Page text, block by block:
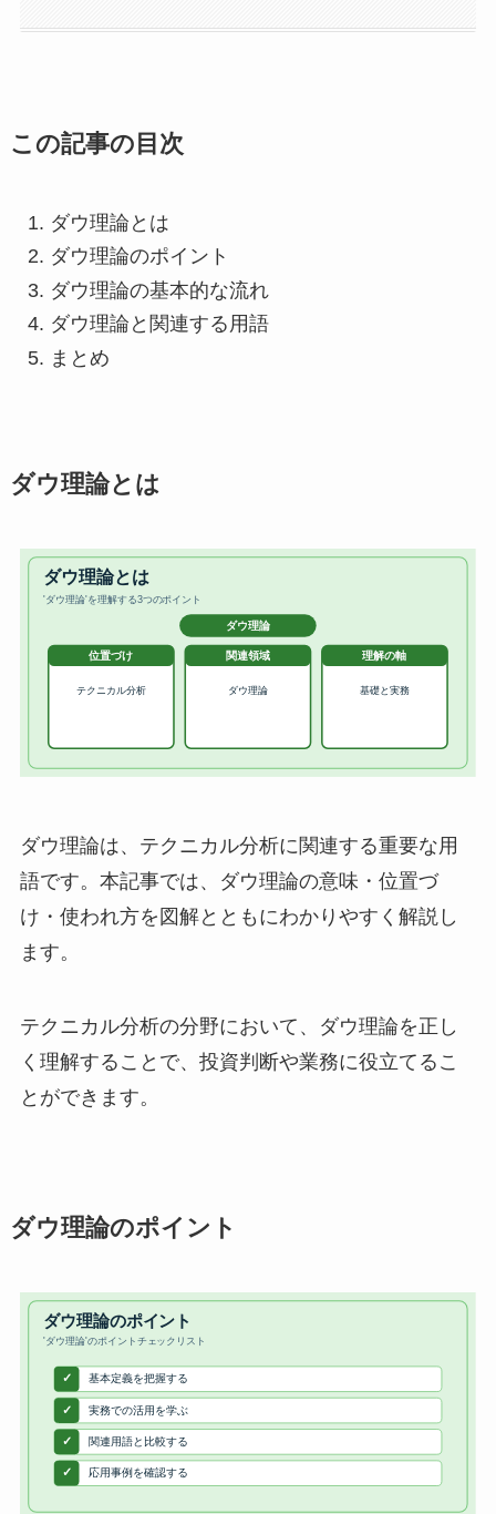
この記事の目次
ダウ理論とは
ダウ理論のポイント
ダウ理論の基本的な流れ
ダウ理論と関連する用語
まとめ
ダウ理論とは
ダウ理論は、テクニカル分析に関連する重要な用
語です。本記事では、ダウ理論の意味・位置づ
け・使われ方を図解とともにわかりやすく解説し
ます。
テクニカル分析の分野において、ダウ理論を正し
く理解することで、投資判断や業務に役立てるこ
とができます。
ダウ理論のポイント